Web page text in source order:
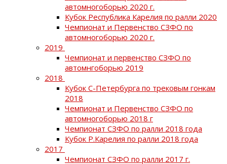
автомногоборью 2020 г.
Кубок Республика Карелия по ралли 2020
Чемпионат и Первенство СЗФО по
автомногоборью 2020 г.
2019
Чемпионат и первенство СЗФО по
автомнгоборью 2019
2018
Кубок С-Петербурга по трековым гонкам
2018
Чемпионат и Первенство СЗФО по
автомногоборью 2018 г
Чемпионат СЗФО по ралли 2018 года
Кубок Р.Карелия по ралли 2018 года
2017
Чемпионат СЗФО по ралли 2017 г.